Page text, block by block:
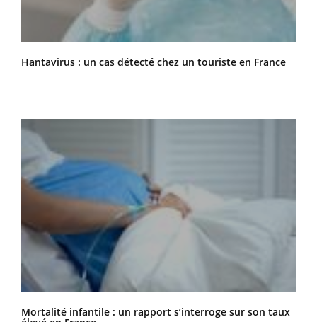
Hantavirus : un cas détecté chez un touriste en France
Mortalité infantile : un rapport s’interroge sur son taux